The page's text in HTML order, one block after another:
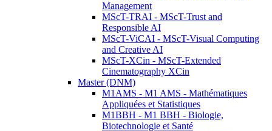
Management
MScT-TRAI - MScT-Trust and
Responsible AI
MScT-ViCAI - MScT-Visual Computing
and Creative AI
MScT-XCin - MScT-Extended
Cinematography XCin
Master (DNM)
M1AMS - M1 AMS - Mathématiques
Appliquées et Statistiques
M1BBH - M1 BBH - Biologie,
Biotechnologie et Santé